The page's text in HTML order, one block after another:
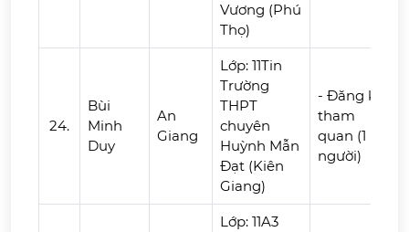
Vương (Phú
Thọ)
24.
Bùi
Minh
Duy
An
Giang
Lớp: 11Tin
Trường
THPT
chuyên
Huỳnh Mẫn
Đạt (Kiên
Giang)
- Đăng ký
tham
quan (1
người)
Lớp: 11A3